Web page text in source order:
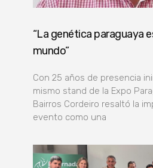
“La genética paraguaya
mundo”
Con 25 años de presencia
mismo stand de la Expo
Bairros Cordeiro resaltó la
evento como una